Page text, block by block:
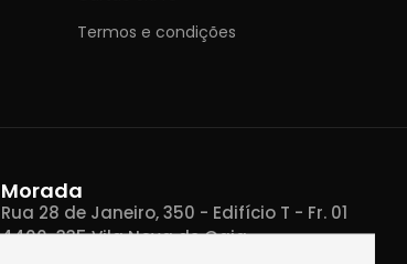
Termos e condições
Morada
Rua 28 de Janeiro, 350 - Edifício T - Fr. 01
4400-335 Vila Nova de Gaia